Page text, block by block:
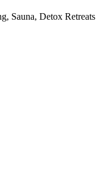
Sauna, Detox Retreats